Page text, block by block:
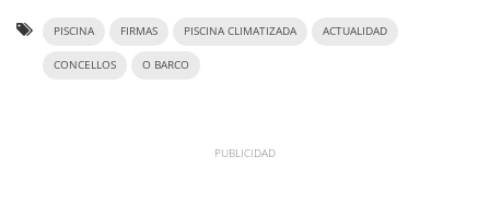
PISCINA FIRMAS PISCINA CLIMATIZADA ACTUALIDAD
CONCELLOS O BARCO